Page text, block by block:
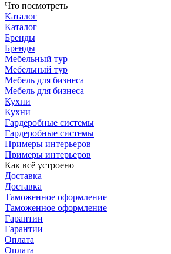
Что посмотреть
Каталог
Каталог
Бренды
Бренды
Мебельный тур
Мебельный тур
Мебель для бизнеса
Мебель для бизнеса
Кухни
Кухни
Гардеробные системы
Гардеробные системы
Примеры интерьеров
Примеры интерьеров
Как всё устроено
Доставка
Доставка
Таможенное оформление
Таможенное оформление
Гарантии
Гарантии
Оплата
Оплата